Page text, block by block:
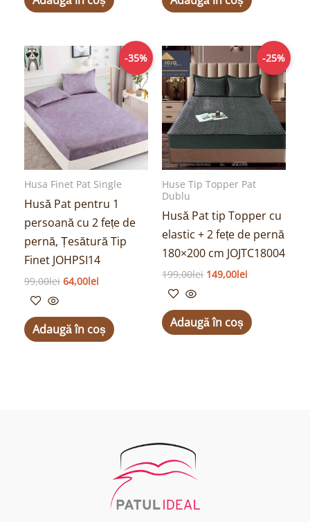
-35%
Husa Finet Pat Single
Husă Pat pentru 1
persoană cu 2 fețe de
pernă, Țesătură Tip
Finet JOHPSI14
99,00lei
Prețul
inițial
a
fost:
99,00lei.
64,00lei
Prețul
curent
este:
64,00lei.
Adaugă în coș
-25%
Huse Tip Topper Pat
Dublu
Husă Pat tip Topper cu
elastic + 2 fețe de pernă
180×200 cm JOJTC18004
199,00lei
Prețul
inițial
a
fost:
199,00lei.
149,00lei
Prețul
curent
este:
149,00lei.
Adaugă în coș